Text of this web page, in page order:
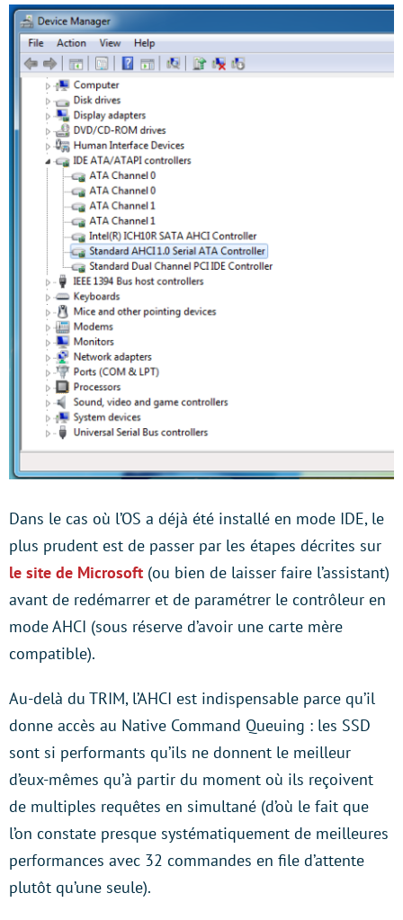
Dans le cas où l’OS a déjà été installé en mode IDE, le
plus prudent est de passer par les étapes décrites sur
le site de Microsoft (ou bien de laisser faire l’assistant)
avant de redémarrer et de paramétrer le contrôleur en
mode AHCI (sous réserve d’avoir une carte mère
compatible).
Au-delà du TRIM, l’AHCI est indispensable parce qu’il
donne accès au Native Command Queuing : les SSD
sont si performants qu’ils ne donnent le meilleur
d’eux-mêmes qu’à partir du moment où ils reçoivent
de multiples requêtes en simultané (d’où le fait que
l’on constate presque systématiquement de meilleures
performances avec 32 commandes en file d’attente
plutôt qu’une seule).